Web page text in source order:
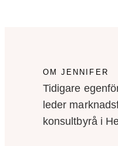
OM JENNIFER
Tidigare
leder
konsultbyrå i